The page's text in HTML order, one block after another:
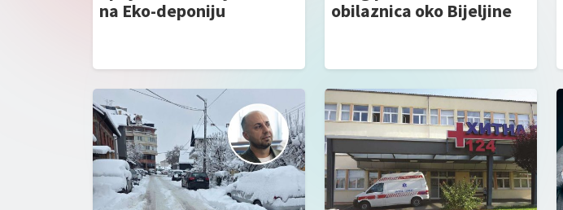
na Eko-deponiju
obilaznica oko Bijeljine